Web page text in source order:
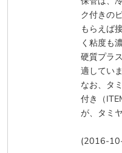
ク付きの
もらえば
く粘度も
硬質プラ
適していま
なお、タ
付き（
が、タミ
(2016-